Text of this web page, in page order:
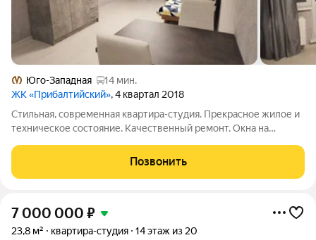
Юго-Западная
14 мин.
ЖК «Прибалтийский», 4 квартал 2018
Стильная, современная квартира-студия. Прекрасное жилое и
техническое состояние. Качественный ремонт. Окна на
(посудомоечная машина, вытяжка, варочная поверхность,
холодильник, стиральная
Позвонить
7 000 000 ₽
23,8 м² квартира-студия 14 этаж из 20